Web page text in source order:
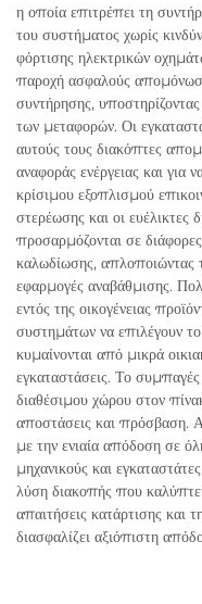
η οποία επιτρέπει τη
του συστήματος χωρίς
φόρτισης ηλεκτρικών
παροχή ασφαλούς
συντήρησης,
των μεταφορών. Οι
αυτούς τους διακόπτες
αναφοράς ενέργειας και για
κρίσιμου εξοπλισμού
στερέωσης και οι ευέλικτες
προσαρμόζονται σε
καλωδίωσης, απλοποιώντας
εφαρμογές αναβάθμισης.
εντός της οικογένειας
συστημάτων να επιλέγουν
κυμαίνονται από μικρά
εγκαταστάσεις. Το
διαθέσιμου χώρου στον
αποστάσεις και πρόσβαση.
με την ενιαία απόδοση σε
μηχανικούς και
λύση διακοπής που
απαιτήσεις κατάρτισης
διασφαλίζει αξιόπιστη